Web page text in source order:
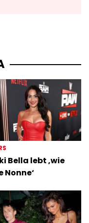
Bella lebt ‚wie
Nonne‘